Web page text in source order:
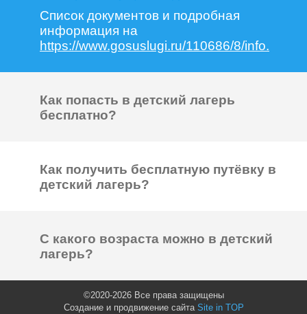
Список документов и подробная
информация на
https://www.gosuslugi.ru/110686/8/info.
Как попасть в детский лагерь
бесплатно?
Как получить бесплатную путёвку в
детский лагерь?
С какого возраста можно в детский
лагерь?
©2020-2026 Все права защищены
Создание и продвижение сайта Site in TOP